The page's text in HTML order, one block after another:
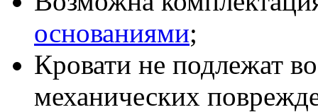
основаниями;
Кровати не подлежат
механических